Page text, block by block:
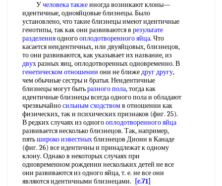
Учеловека такжеиногда возникают клоны—
идентичные, однояйцовые близнецы. Было
установлено, что такие близнецы имеют идентичные
генотипы, так как они развиваются в результате
разделенияодногооплодотворенного яйца. Что
касается неидентичных, или двуяйцовых, близнецов,
то они развиваются, как указывает их название, из
двухразных яиц, оплодотворенных одновременно. В
генетическом отношении они не ближедруг другу,
чем обычные сестры и братья. Неидентичные
близнецы могут бытьразного пола, тогда как
идентичные близнецы всегда одного пола и обладают
чрезвычайносильным сходствомв отношении как
физических, так и психических признаков (фиг. 25).
В редких случаях из одногооплодотворенного яйца
развивается несколько близнецов. Так, например,
пятьшироко известныхблизнецов Дионн в Канаде
(фиг. 26) все идентичны и принадлежат к одному
клону. Однако в некоторых случаях при
одновременном рождении нескольких детей не все
они развиваются из одного яйца, т. е. не все они
являются идентичными близнецами.
[c.71]